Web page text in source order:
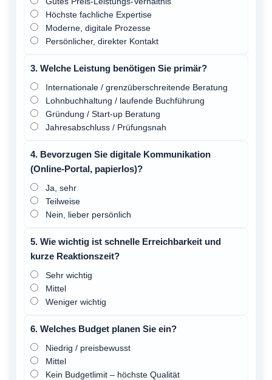
Höchste fachliche Expertise
Moderne, digitale Prozesse
Persönlicher, direkter Kontakt
3. Welche Leistung benötigen Sie primär?
Internationale / grenzüberschreitende Beratung
Lohnbuchhaltung / laufende Buchführung
Gründung / Start‑up Beratung
Jahresabschluss / Prüfungsnah
4. Bevorzugen Sie digitale Kommunikation
(Online‑Portal, papierlos)?
Ja, sehr
Teilweise
Nein, lieber persönlich
5. Wie wichtig ist schnelle Erreichbarkeit und
kurze Reaktionszeit?
Sehr wichtig
Mittel
Weniger wichtig
6. Welches Budget planen Sie ein?
Niedrig / preisbewusst
Mittel
Kein Budgetlimit – höchste Qualität